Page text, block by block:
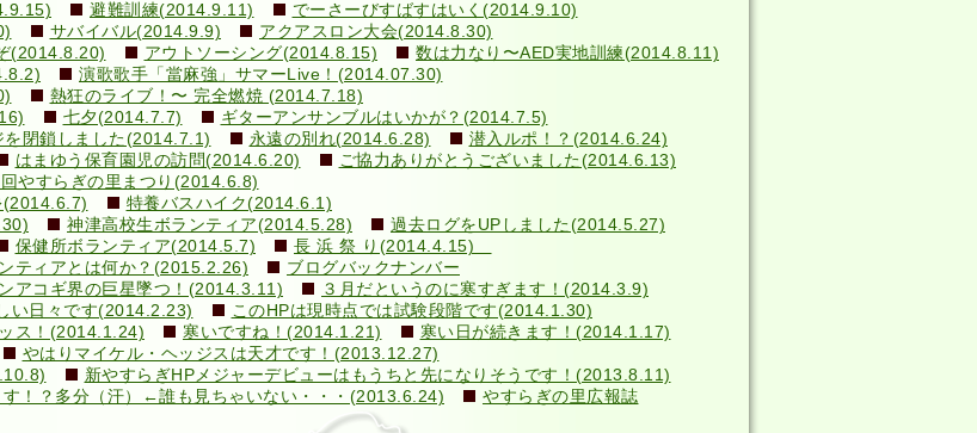
避難訓練(2014.9.11)
でーさーびすばすはいく(2014.9.10)
サバイバル(2014.9.9)
アクアスロン大会(2014.8.30)
(2014.8.20) アウトソーシング(2014.8.15)
数は力なり〜AED実地訓練(2014.8.11)
演歌歌手「當麻強」サマーLive！(2014.07.30)
熱狂のライブ！〜 完全燃焼 (2014.7.18)
七夕(2014.7.7)
ギターアンサンブルはいかが？(2014.7.5)
を閉鎖しました(2014.7.1) 永遠の別れ(2014.6.28)
潜入ルポ！？(2014.6.24)
はまゆう保育園児の訪問(2014.6.20)
ご協力ありがとうございました(2014.6.13)
やすらぎの里まつり(2014.6.8)
(2014.6.7)
特養バスハイク(2014.6.1)
神津高校生ボランティア(2014.5.28)
過去ログをUPしました(2014.5.27)
保健所ボランティア(2014.5.7)
長 浜 祭 り(2014.4.15)
ティアとは何か？(2015.2.26)
ブログバックナンバー
アコギ界の巨星墜つ！(2014.3.11)
３月だというのに寒すぎます！(2014.3.9)
い日々です(2014.2.23)
このHPは現時点では試験段階です(2014.1.30)
ス！(2014.1.24) 寒いですね！(2014.1.21)
寒い日が続きます！(2014.1.17)
やはりマイケル・ヘッジスは天才です！(2013.12.27)
新やすらぎHPメジャーデビューはもうちと先になりそうです！(2013.8.11)
！？多分（汗）←誰も見ちゃいない・・・(2013.6.24)
やすらぎの里広報誌